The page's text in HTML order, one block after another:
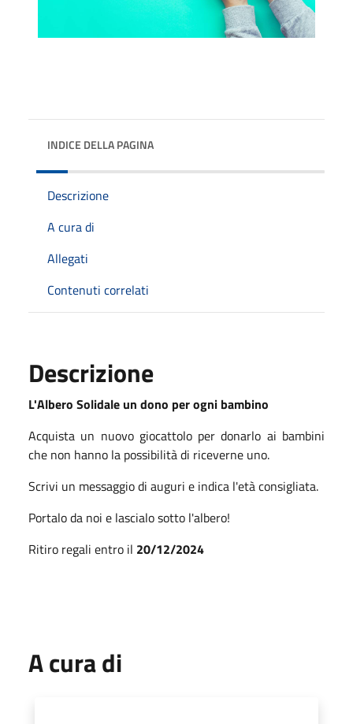
INDICE DELLA PAGINA
Descrizione
A cura di
Allegati
Contenuti correlati
Descrizione
L'Albero Solidale un dono per ogni bambino
Acquista un nuovo giocattolo per donarlo ai bambini
che non hanno la possibilità di riceverne uno.
Scrivi un messaggio di auguri e indica l'età consigliata.
Portalo da noi e lascialo sotto l'albero!
Ritiro regali entro il 20/12/2024
A cura di